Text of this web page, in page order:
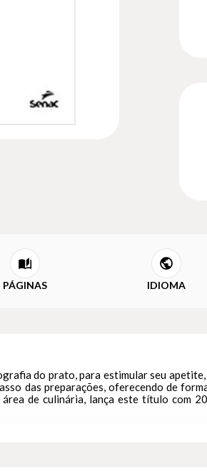
PÁGINAS IDIOMA
do prato, para estimular seu
das preparações, oferecendo de
de culinária, lança este título com